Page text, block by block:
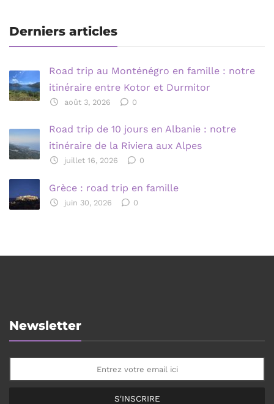
Derniers articles
Road trip au Monténégro en famille : notre
itinéraire entre Kotor et Durmitor
août 3, 2026 0
Road trip de 10 jours en Albanie : notre
itinéraire de la Riviera aux Alpes
juillet 16, 2026 0
Grèce : road trip en famille
juin 30, 2026 0
Newsletter
S'INSCRIRE